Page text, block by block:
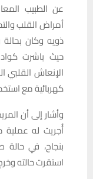
عن الطبيب
أمراض القلب
ذويه وكان بحالة
حيث باشرت
كهربائية مع
وأشار إلى أن
أُجريت له
بنجاح، في حالة
استقرت حالته